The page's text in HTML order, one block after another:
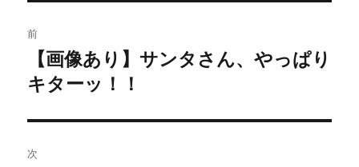
稿
ナ
ビ
ゲ
前
去
投
稿:
【画像あり】サンタさん、やっぱり
キターッ！！
次